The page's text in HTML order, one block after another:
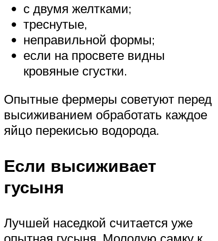
с двумя желтками;
треснутые,
неправильной формы;
если на просвете видны
кровяные сгустки.
Опытные фермеры советуют перед
высиживанием обработать каждое
яйцо перекисью водорода.
Если высиживает
гусыня
Лучшей наседкой считается уже